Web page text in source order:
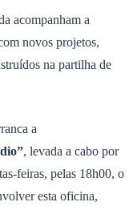
acompanham a
novos projetos,
na partilha de
a
, levada a cabo por
feiras, pelas 18h00, o
esta oficina,